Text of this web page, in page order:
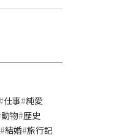
仕事 純愛
動物 歴史
結婚 旅行記